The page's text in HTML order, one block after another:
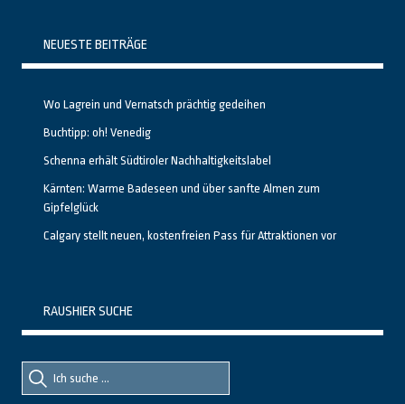
NEUESTE BEITRÄGE
Wo Lagrein und Vernatsch prächtig gedeihen
Buchtipp: oh! Venedig
Schenna erhält Südtiroler Nachhaltigkeitslabel
Kärnten: Warme Badeseen und über sanfte Almen zum
Gipfelglück
Calgary stellt neuen, kostenfreien Pass für Attraktionen vor
RAUSHIER SUCHE
Suche
nach::
Suche
nach: